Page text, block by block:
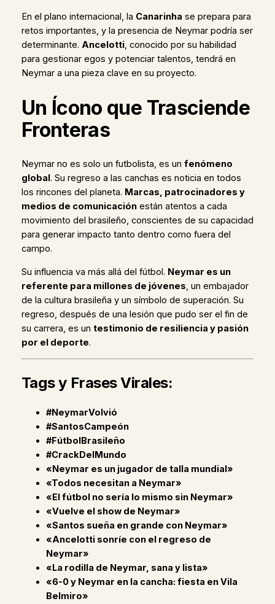
En el plano internacional, la Canarinha se prepara para
retos importantes, y la presencia de Neymar podría ser
determinante. Ancelotti, conocido por su habilidad
para gestionar egos y potenciar talentos, tendrá en
Neymar a una pieza clave en su proyecto.
Un Ícono que Trasciende
Fronteras
Neymar no es solo un futbolista, es un fenómeno
global. Su regreso a las canchas es noticia en todos
los rincones del planeta. Marcas, patrocinadores y
medios de comunicaciónestán atentos a cada
movimiento del brasileño, conscientes de su capacidad
para generar impacto tanto dentro como fuera del
campo.
Su influencia va más allá del fútbol. Neymar es un
referente para millones de jóvenes, un embajador
de la cultura brasileña y un símbolo de superación. Su
regreso, después de una lesión que pudo ser el fin de
su carrera, es un testimonio de resiliencia y pasión
por el deporte.
Tags y Frases Virales:
#NeymarVolvió
#SantosCampeón
#FútbolBrasileño
#CrackDelMundo
«Neymar es un jugador de talla mundial»
«Todos necesitan a Neymar»
«El fútbol no sería lo mismo sin Neymar»
«Vuelve el show de Neymar»
«Santos sueña en grande con Neymar»
«Ancelotti sonríe con el regreso de
Neymar»
«La rodilla de Neymar, sana y lista»
«6-0 y Neymar en la cancha: fiesta en Vila
Belmiro»